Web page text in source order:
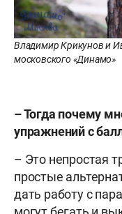
Владимир Крикунов и
московского «Динамо»
– Тогда почему
упражнений с
– Это непростая
простые
дать работу с